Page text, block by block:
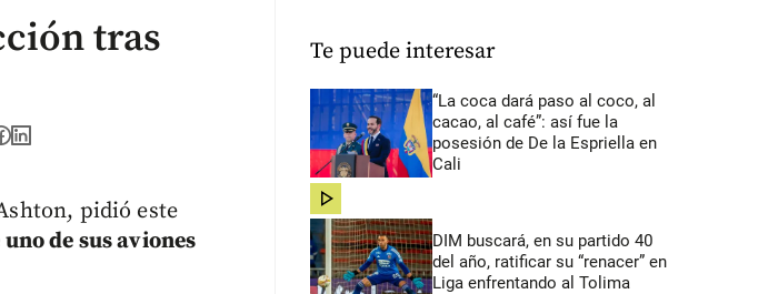
tras
pidió este
de sus aviones
Te puede interesar
“La coca dará paso al coco, al
cacao, al café”: así fue la
posesión de De la Espriella en
Cali
share
DIM buscará, en su partido 40
del año, ratificar su “renacer” en
Liga enfrentando al Tolima